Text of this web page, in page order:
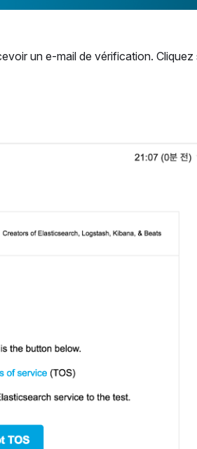
un e-mail de vérification. Cliquez